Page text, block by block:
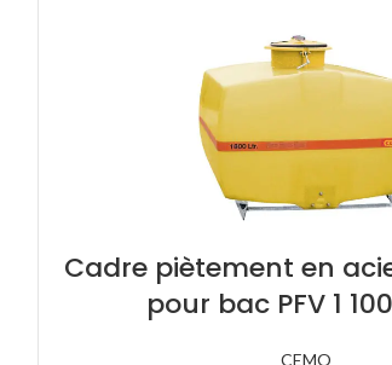
Cadre piètement en
pour bac PFV 1
CEMO